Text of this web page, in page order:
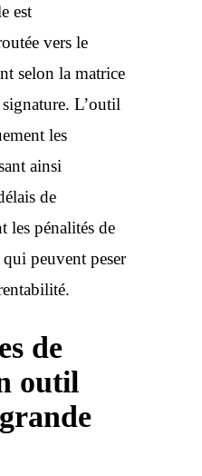
est
vers le
selon la matrice
L’outil
les
ainsi
de
les pénalités de
peuvent peser
de
outil